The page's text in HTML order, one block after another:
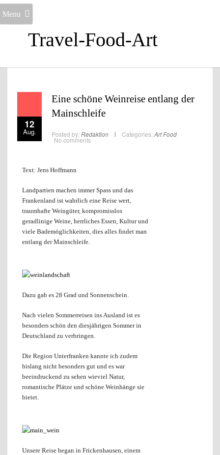
Travel-Food-Art
Menu
12
Aug.
Eine schöne Weinreise entlang der
Mainschleife
Posted by: Redaktion Categories: ArtFood
No comments
Text: Jens Hoffmann
Landpartien machen immer Spass und das
Frankenland ist wahrlich eine Reise wert,
traumhafte Weingüter, kompromisslos
geradlinige Weine, herrliches Essen, Kultur und
viele Bademöglichkeiten, dies alles findet man
entlang der Mainschleife.
Dazu gab es 28 Grad und Sonnenschein.
Nach vielen Sommerreisen ins Ausland ist es
besonders schön den diesjährigen Sommer in
Deutschland zu verbringen.
Die Region Unterfranken kannte ich zudem
bislang nicht besonders gut und es war
beeindruckend zu sehen wieviel Natur,
romantische Plätze und schöne Weinhänge sie
bietet.
Unsere Reise began in Frickenhausen, einem